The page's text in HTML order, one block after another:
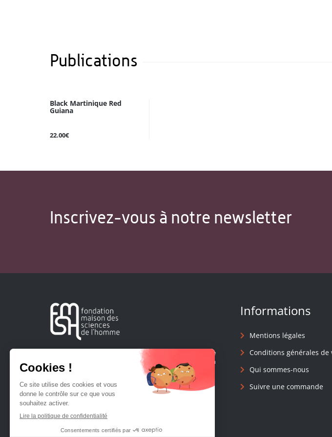
Publications
Black Martinique Red
Guiana
22.00€
Inscrivez-vous à notre newsletter
Créée en 1963, la Fondation Maison Sciences de l'Homme
soutient la recherche et la diffusion des connaissances en
sciences humaines et sociales.
Informations
Mentions légales
Conditions générales de
Qui sommes-nous
Suivre une commande